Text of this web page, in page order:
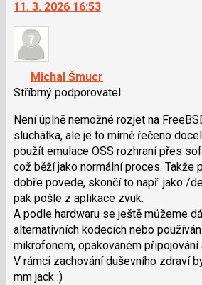
P
pro
předchozí
nový
názor
další
nový
názor.
navigaci
lze
použít
i
klávesy
N
pro
následující
a
P
pro
předchozí
nový
názor
11. 3. 2026 16:53
Michal Šmucr
Stříbrný podporovatel
Není úplně nemožné rozjet na
sluchátka, ale je to mírně řečeno
použít emulace OSS rozhraní přes
což běží jako normální proces. Takže
dobře povede, skončí to např. jako /
pak pošle z aplikace zvuk.
A podle hardwaru se ještě můžeme
alternativních kodecích nebo
mikrofonem, opakovaném připojování
V rámci zachování duševního zdraví
mm jack :)